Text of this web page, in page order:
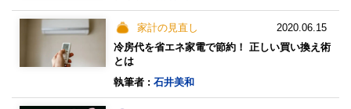
家計の見直し 2020.06.15
冷房代を省エネ家電で節約！ 正しい買い換え術
とは
執筆者 : 石井美和